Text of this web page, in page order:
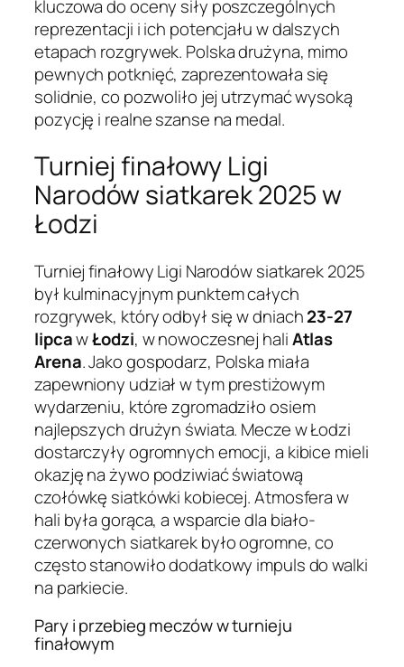
kluczowa do oceny siły poszczególnych
reprezentacji i ich potencjału w dalszych
etapach rozgrywek. Polska drużyna, mimo
pewnych potknięć, zaprezentowała się
solidnie, co pozwoliło jej utrzymać wysoką
pozycję i realne szanse na medal.
Turniej finałowy Ligi
Narodów siatkarek 2025 w
Łodzi
Turniej finałowy Ligi Narodów siatkarek 2025
był kulminacyjnym punktem całych
rozgrywek, który odbył się w dniach23-27
lipcawŁodzi, w nowoczesnej haliAtlas
Arena. Jako gospodarz, Polska miała
zapewniony udział w tym prestiżowym
wydarzeniu, które zgromadziło osiem
najlepszych drużyn świata. Mecze w Łodzi
dostarczyły ogromnych emocji, a kibice mieli
okazję na żywo podziwiać światową
czołówkę siatkówki kobiecej. Atmosfera w
hali była gorąca, a wsparcie dla biało-
czerwonych siatkarek było ogromne, co
często stanowiło dodatkowy impuls do walki
na parkiecie.
Pary i przebieg meczów w turnieju
finałowym